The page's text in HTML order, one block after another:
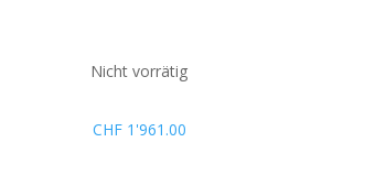
Nicht vorrätig
CHF1'961.00